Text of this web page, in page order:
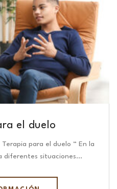
el duelo
para el duelo “ En la
diferentes situaciones…